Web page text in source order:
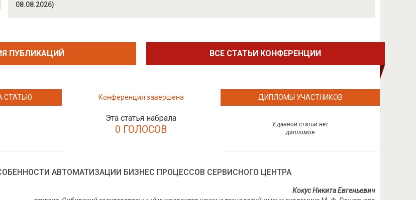
08.08.2026)
ПУБЛИКАЦИЙ ВСЕ СТАТЬИ КОНФЕРЕНЦИИ
СТАТЬЮ Конференция завершена
Эта статья набрала
0 ГОЛОСОВ
ДИПЛОМЫ УЧАСТНИКОВ
У данной статьи нет
дипломов
АВТОМАТИЗАЦИИ БИЗНЕС ПРОЦЕССОВ СЕРВИСНОГО ЦЕНТРА
Кокус Никита Евгеньевич